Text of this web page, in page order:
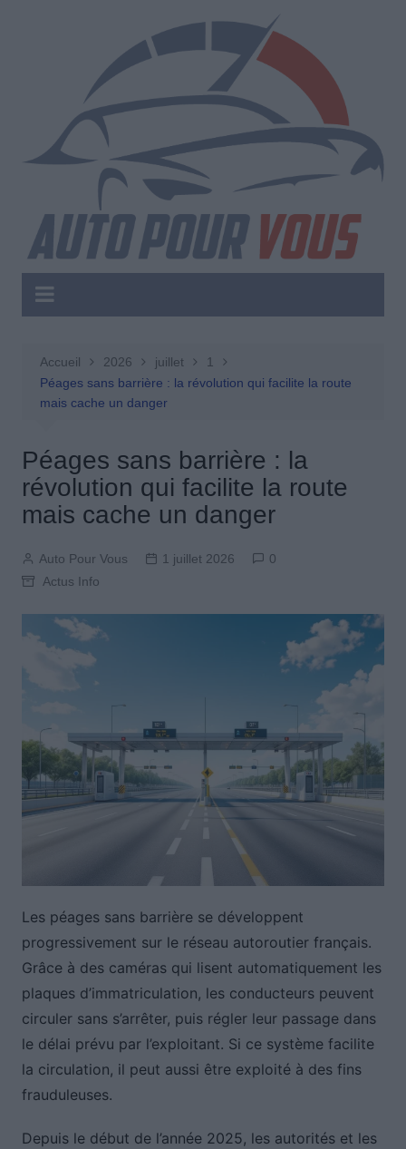
Accueil 2026 juillet
1
Péages sans barrière : la révolution qui facilite la route
mais cache un danger
Péages sans barrière : la
révolution qui facilite la route
mais cache un danger
Auto Pour Vous 1 juillet 2026
0
Actus Info
Les péages sans barrière se développent
progressivement sur le réseau autoroutier français.
Grâce à des caméras qui lisent automatiquement les
plaques d’immatriculation, les conducteurs peuvent
circuler sans s’arrêter, puis régler leur passage dans
le délai prévu par l’exploitant. Si ce système facilite
la circulation, il peut aussi être exploité à des fins
frauduleuses.
Depuis le début de l’année 2025, les autorités et les